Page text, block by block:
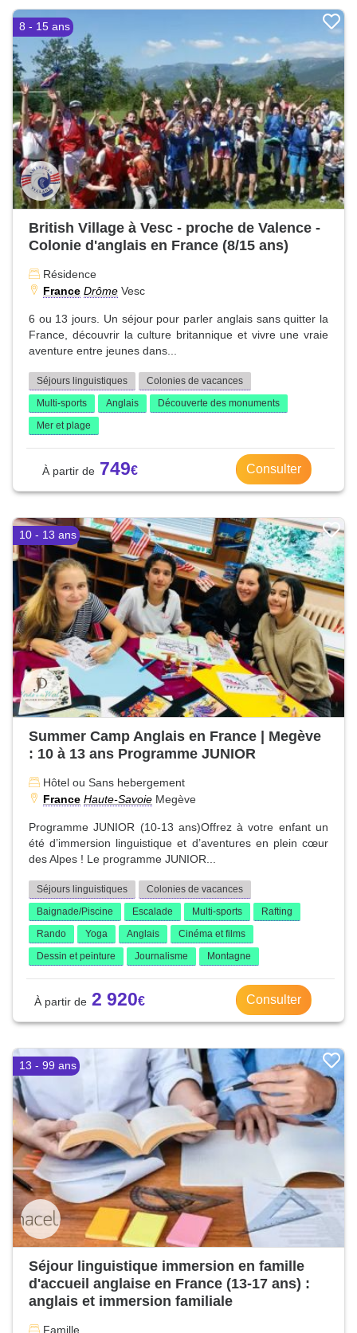
8 - 15 ans
British Village à Vesc - proche de Valence -
Colonie d'anglais en France (8/15 ans)
Résidence
France Drôme Vesc
6 ou 13 jours. Un séjour pour parler anglais sans quitter la
France, découvrir la culture britannique et vivre une vraie
aventure entre jeunes dans...
Séjours linguistiques
Colonies de vacances
Multi-sports
Anglais
Découverte des monuments
Mer et plage
749 Consulter
10 - 13 ans
Summer Camp Anglais en France | Megève
: 10 à 13 ans Programme JUNIOR
Hôtel ou Sans hebergement
France Haute-Savoie Megève
Programme JUNIOR (10-13 ans)Offrez à votre enfant un
été d’immersion linguistique et d’aventures en plein cœur
des Alpes ! Le programme JUNIOR...
Séjours linguistiques
Colonies de vacances
Baignade/Piscine
Escalade Multi-sports
Rafting
Rando
Yoga Anglais
Cinéma et films
Dessin et peinture
Journalisme Montagne
2 920 Consulter
13 - 99 ans
Séjour linguistique immersion en famille
d'accueil anglaise en France (13-17 ans) :
anglais et immersion familiale
Famille